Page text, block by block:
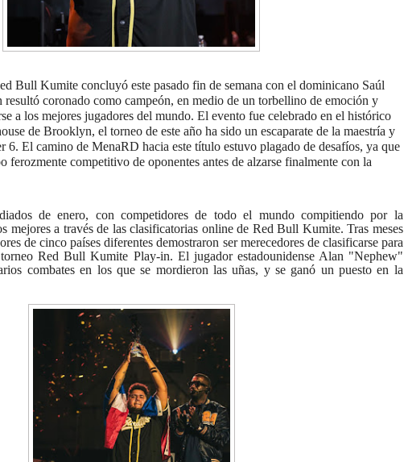
Bull Kumite concluyó este pasado fin de semana con el dominicano Saúl
coronado como campeón, en medio de un torbellino de emoción y
a los mejores jugadores del mundo. El evento fue celebrado en el histórico
de Brooklyn, el torneo de este año ha sido un escaparate de la maestría y
6. El camino de MenaRD hacia este título estuvo plagado de desafíos, ya que
ferozmente competitivo de oponentes antes de alzarse finalmente con la
de enero, con competidores de todo el mundo compitiendo por la
mejores a través de las clasificatorias online de Red Bull Kumite. Tras meses
de cinco países diferentes demostraron ser merecedores de clasificarse para
Red Bull Kumite Play-in. El jugador estadounidense Alan "Nephew"
combates en los que se mordieron las uñas, y se ganó un puesto en la